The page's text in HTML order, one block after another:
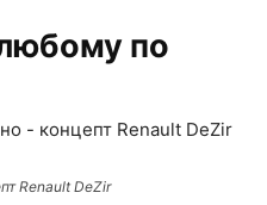
по
Renault DeZir